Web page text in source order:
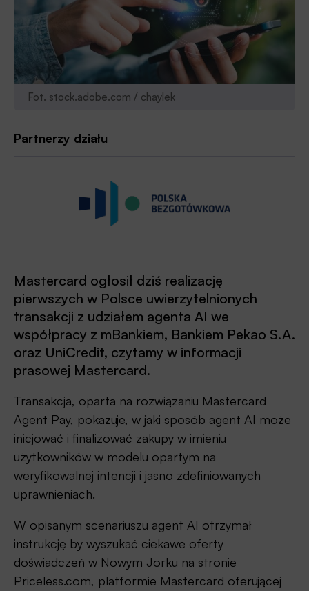
Fot. stock.adobe.com / chaylek
Partnerzy działu
Mastercard ogłosił dziś realizację
pierwszych w Polsce uwierzytelnionych
transakcji z udziałem agenta AI we
współpracy z mBankiem, Bankiem Pekao S.A.
oraz UniCredit, czytamy w informacji
prasowej Mastercard.
Transakcja, oparta na rozwiązaniu Mastercard
Agent Pay, pokazuje, w jaki sposób agent AI może
inicjować i finalizować zakupy w imieniu
użytkowników w modelu opartym na
weryfikowalnej intencji i jasno zdefiniowanych
uprawnieniach.
W opisanym scenariuszu agent AI otrzymał
instrukcję by wyszukać ciekawe oferty
doświadczeń w Nowym Jorku na stronie
Priceless.com, platformie Mastercard oferującej